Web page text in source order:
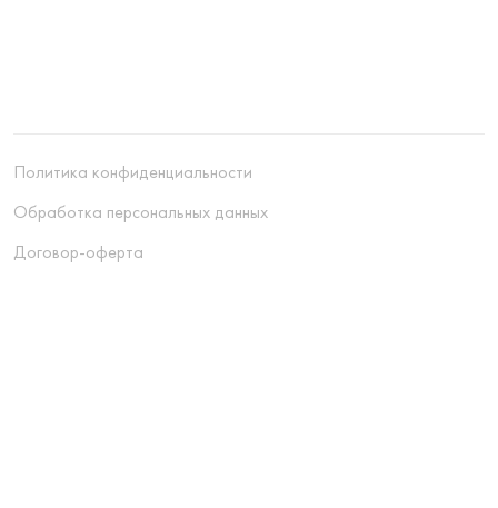
Политика конфиденциальности
Обработка персональных данных
Договор-оферта